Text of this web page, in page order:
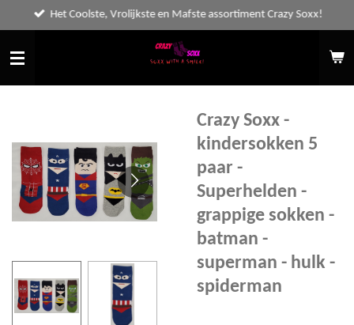
direct
naar
de
hoofdinhoud
Het Coolste, Vrolijkste en Mafste assortiment Crazy Soxx!
Crazy Soxx -
kindersokken 5
paar -
Superhelden -
grappige sokken -
batman -
superman - hulk -
spiderman